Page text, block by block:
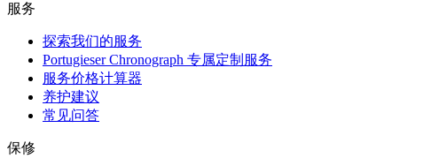
服务
探索我们的服务
Portugieser Chronograph 专属定制服务
服务价格计算器
养护建议
常见问答
保修